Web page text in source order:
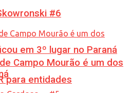
em 3º lugar no Paraná
para entidades
#6
Campo Mourão é um dos